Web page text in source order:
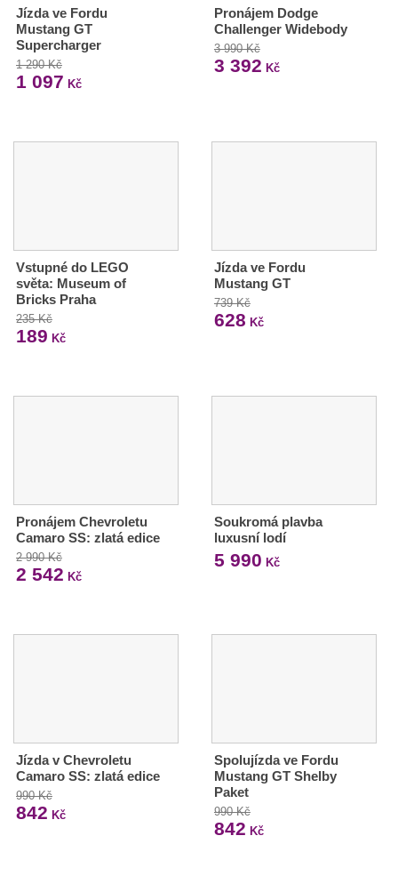
Jízda ve Fordu
Mustang GT
Supercharger
1 290 Kč
1 097 Kč
Pronájem Dodge
Challenger Widebody
3 990 Kč
3 392 Kč
Vstupné do LEGO
světa: Museum of
Bricks Praha
235 Kč
189 Kč
Jízda ve Fordu
Mustang GT
739 Kč
628 Kč
Pronájem Chevroletu
Camaro SS: zlatá edice
2 990 Kč
2 542 Kč
Soukromá plavba
luxusní lodí
5 990 Kč
Jízda v Chevroletu
Camaro SS: zlatá edice
990 Kč
842 Kč
Spolujízda ve Fordu
Mustang GT Shelby
Paket
990 Kč
842 Kč